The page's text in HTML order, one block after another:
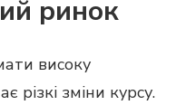
ринок
високу
різкі зміни курсу.